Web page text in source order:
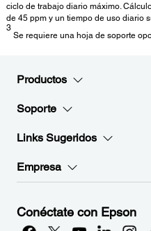
ciclo de trabajo diario máximo.
de 45 ppm y un tiempo de uso diario
3
Se requiere una hoja de soporte
Productos
Soporte
Links Sugeridos
Empresa
Conéctate con Epson